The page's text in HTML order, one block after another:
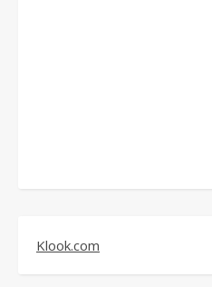
Klook.com